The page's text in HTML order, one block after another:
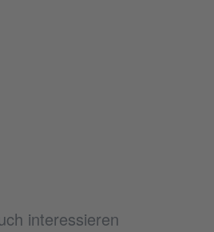
interessieren